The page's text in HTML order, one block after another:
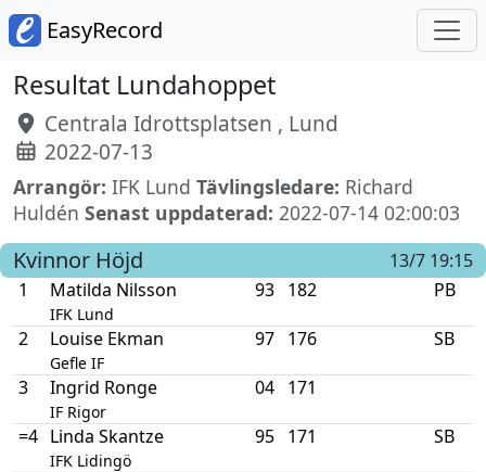
EasyRecord
Resultat Lundahoppet
Centrala Idrottsplatsen , Lund
2022-07-13
Arrangör: IFK Lund Tävlingsledare: Richard
Huldén Senast uppdaterad: 2022-07-14 02:00:03
Kvinnor Höjd
13/7 19:15
1
Matilda Nilsson
IFK Lund
93 182 PB
2 Louise Ekman
Gefle IF
97 176 SB
3 Ingrid Ronge
IF Rigor
04 171
=4 Linda Skantze
IFK Lidingö
95 171 SB